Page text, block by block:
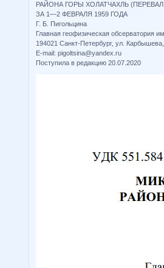
РАЙОНА ГОРЫ ХОЛАТЧАХЛЬ
ЗА 1—2 ФЕВРАЛЯ 1959 ГОДА
Г. Б. Пигольцина
Главная геофизическая обсерватория
194021 Санкт-Петербург, ул.
E-mail: pigoltsina@yandex.ru
Поступила в редакцию 20.07.2020